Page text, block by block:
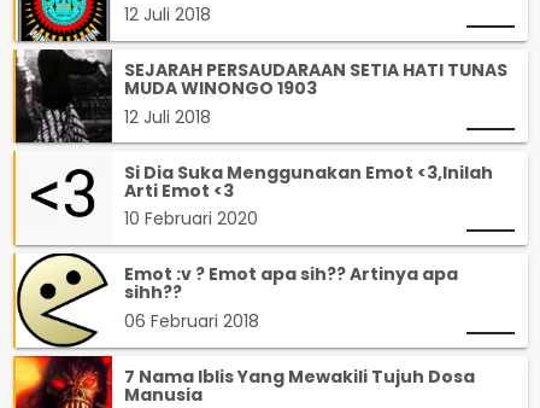
12 Juli 2018
SEJARAH PERSAUDARAAN SETIA HATI TUNAS
MUDA WINONGO 1903
12 Juli 2018
Si Dia Suka Menggunakan Emot <3,Inilah
Arti Emot <3
10 Februari 2020
Emot :v ? Emot apa sih?? Artinya apa
sihh??
06 Februari 2018
7 Nama Iblis Yang Mewakili Tujuh Dosa
Manusia